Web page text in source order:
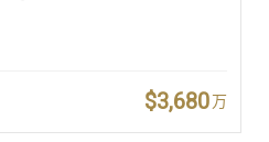
$3,680万